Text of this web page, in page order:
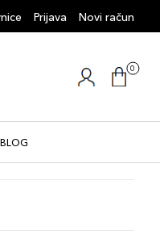
Prijava Novi račun
0